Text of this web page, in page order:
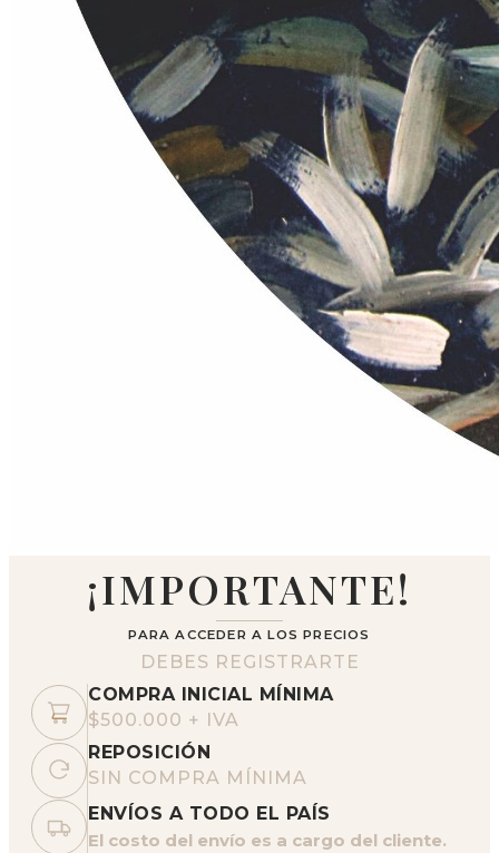
¡IMPORTANTE!
PARA ACCEDER A LOS PRECIOS
DEBES REGISTRARTE
COMPRA INICIAL MÍNIMA
$500.000 + IVA
REPOSICIÓN
SIN COMPRA MÍNIMA
ENVÍOS A TODO EL PAÍS
El costo del envío es a cargo del cliente.